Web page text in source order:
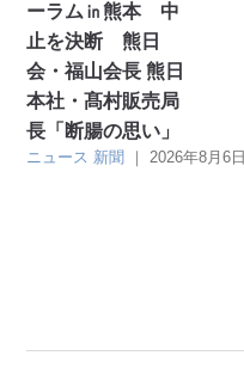
ーラム㏌熊本 中
止を決断 熊日
会・福山会長 熊日
本社・髙村販売局
長「断腸の思い」
ニュース 新聞 ｜2026年8月6日